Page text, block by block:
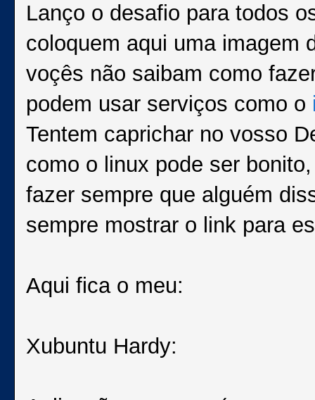
Lanço o desafio para todos
coloquem aqui uma imagem
voçês não saibam como
podem usar serviços como o
Tentem caprichar no vosso
como o linux pode ser
fazer sempre que alguém
sempre mostrar o link para
Aqui fica o meu:
Xubuntu Hardy: